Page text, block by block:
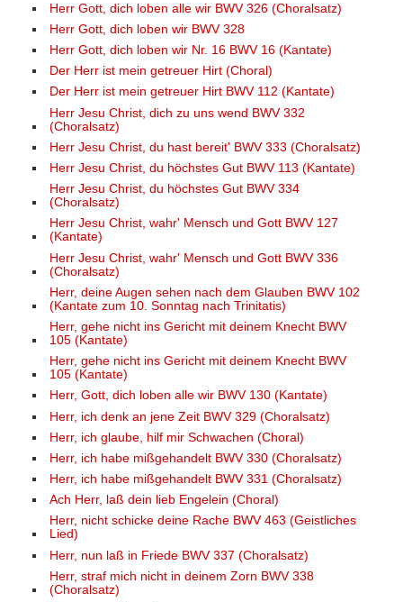
Herr Gott, dich loben alle wir BWV 326 (Choralsatz)
Herr Gott, dich loben wir BWV 328
Herr Gott, dich loben wir Nr. 16 BWV 16 (Kantate)
Der Herr ist mein getreuer Hirt (Choral)
Der Herr ist mein getreuer Hirt BWV 112 (Kantate)
Herr Jesu Christ, dich zu uns wend BWV 332
(Choralsatz)
Herr Jesu Christ, du hast bereit' BWV 333 (Choralsatz)
Herr Jesu Christ, du höchstes Gut BWV 113 (Kantate)
Herr Jesu Christ, du höchstes Gut BWV 334
(Choralsatz)
Herr Jesu Christ, wahr' Mensch und Gott BWV 127
(Kantate)
Herr Jesu Christ, wahr' Mensch und Gott BWV 336
(Choralsatz)
Herr, deine Augen sehen nach dem Glauben BWV 102
(Kantate zum 10. Sonntag nach Trinitatis)
Herr, gehe nicht ins Gericht mit deinem Knecht BWV
105 (Kantate)
Herr, gehe nicht ins Gericht mit deinem Knecht BWV
105 (Kantate)
Herr, Gott, dich loben alle wir BWV 130 (Kantate)
Herr, ich denk an jene Zeit BWV 329 (Choralsatz)
Herr, ich glaube, hilf mir Schwachen (Choral)
Herr, ich habe mißgehandelt BWV 330 (Choralsatz)
Herr, ich habe mißgehandelt BWV 331 (Choralsatz)
Ach Herr, laß dein lieb Engelein (Choral)
Herr, nicht schicke deine Rache BWV 463 (Geistliches
Lied)
Herr, nun laß in Friede BWV 337 (Choralsatz)
Herr, straf mich nicht in deinem Zorn BWV 338
(Choralsatz)